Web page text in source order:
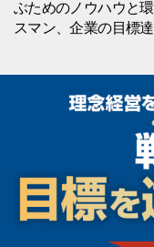
ぶためのノウハウと
スマン、企業の目標